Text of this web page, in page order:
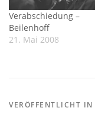
Verabschiedung –
Beilenhoff
21. Mai 2008
VERÖFFENTLICHT IN